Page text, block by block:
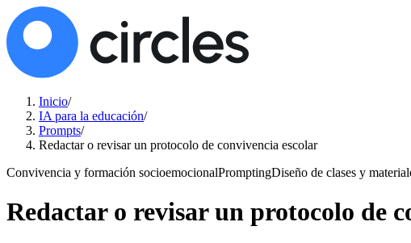
Inicio/
IA para la educación/
Prompts/
Redactar o revisar un protocolo de convivencia escolar
Convivencia y formación socioemocionalPromptingDiseño de clases y
Redactar o revisar un protocolo de